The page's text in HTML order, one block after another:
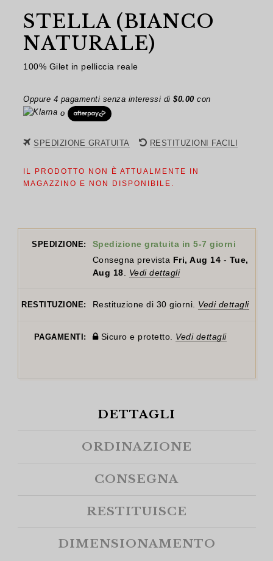
STELLA (BIANCO
NATURALE)
100% Gilet in pelliccia reale
Oppure 4 pagamenti senza interessi di $0.00 con
o
SPEDIZIONE GRATUITA RESTITUZIONI FACILI
IL PRODOTTO NON È ATTUALMENTE IN
MAGAZZINO E NON DISPONIBILE.
SPEDIZIONE:
Spedizione gratuita in 5-7 giorni
Consegna prevista Fri, Aug 14 - Tue,
Aug 18
Vedi dettagli
RESTITUZIONE: Restituzione di 30 giorni. Vedi dettagli
PAGAMENTI: Sicuro e protetto. Vedi dettagli
DETTAGLI
ORDINAZIONE
CONSEGNA
RESTITUISCE
DIMENSIONAMENTO